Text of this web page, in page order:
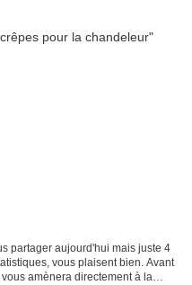
partager aujourd'hui mais juste 4
vous plaisent bien. Avant
amènera directement à la